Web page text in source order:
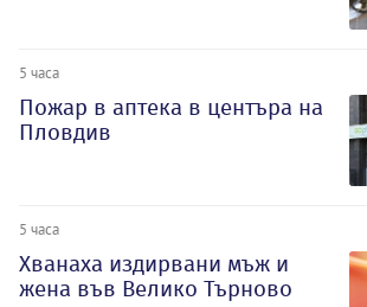
5 часа
Пожар в аптека в центъра на
Пловдив
5 часа
Хванаха издирвани мъж и
жена във Велико Търново